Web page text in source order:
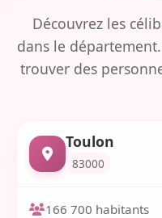
Découvrez les
dans le
trouver des
Toulon
83000
166 700 habitants